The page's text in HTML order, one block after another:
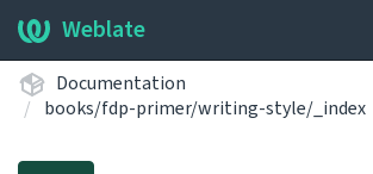
Weblate
Documentation
books/fdp-primer/writing-style/_index